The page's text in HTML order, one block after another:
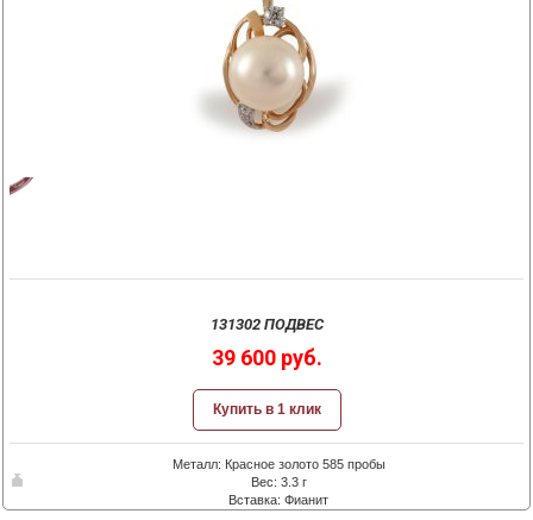
131302 ПОДВЕС
39 600 руб.
Купить в 1 клик
Металл: Красное золото 585 пробы
Вес: 3.3 г
Вставка: Фианит